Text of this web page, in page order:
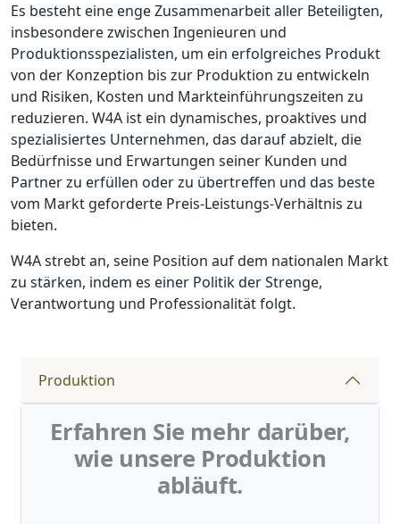
Es besteht eine enge Zusammenarbeit aller Beteiligten,
insbesondere zwischen Ingenieuren und
Produktionsspezialisten, um ein erfolgreiches Produkt
von der Konzeption bis zur Produktion zu entwickeln
und Risiken, Kosten und Markteinführungszeiten zu
reduzieren. W4A ist ein dynamisches, proaktives und
spezialisiertes Unternehmen, das darauf abzielt, die
Bedürfnisse und Erwartungen seiner Kunden und
Partner zu erfüllen oder zu übertreffen und das beste
vom Markt geforderte Preis-Leistungs-Verhältnis zu
bieten.
W4A strebt an, seine Position auf dem nationalen Markt
zu stärken, indem es einer Politik der Strenge,
Verantwortung und Professionalität folgt.
Produktion
Erfahren Sie mehr darüber,
wie unsere Produktion
abläuft.